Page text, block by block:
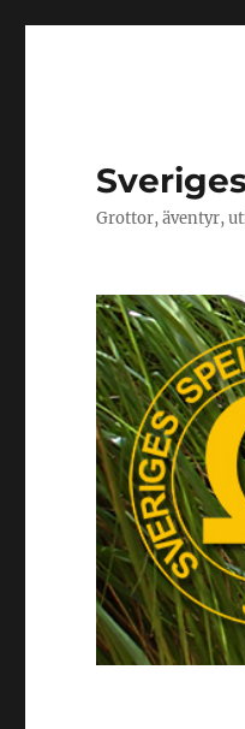
Grottor, äventyr,